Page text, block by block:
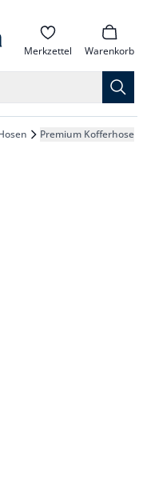
Merkzettel Warenkorb
Premium Kofferhose